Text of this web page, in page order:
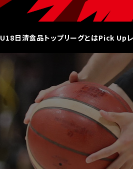
U18日清食品トップリーグとはPick Up